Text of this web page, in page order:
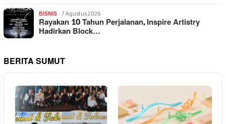
BISNIS 7 Agustus 2026
Rayakan 10 Tahun Perjalanan, Inspire Artistry
Hadirkan Block…
BERITA SUMUT